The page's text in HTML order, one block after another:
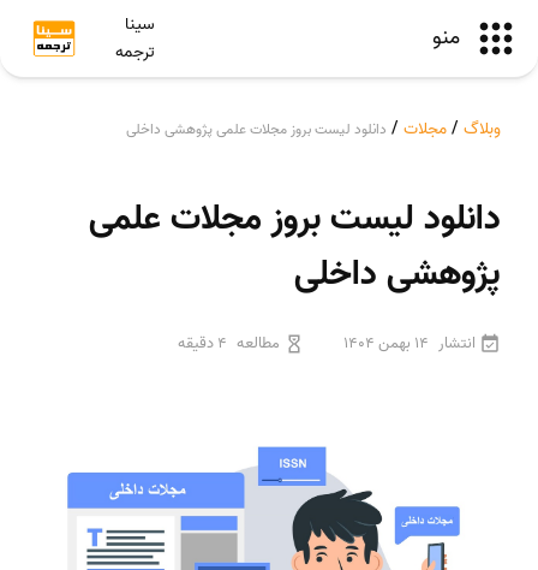
منو
سینا
ترجمه
وبلاگ /مجلات / دانلود لیست بروز مجلات علمی پژوهشی داخلی
دانلود لیست بروز مجلات علمی
پژوهشی داخلی
انتشار 14 بهمن 1404 مطالعه 4 دقیقه